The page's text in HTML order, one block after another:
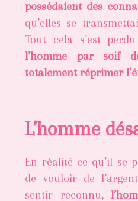
possédaient des
qu’elles se
Tout cela s’est
l’homme par soif
totalement réprimer
L’homme
En réalité ce qu’il se
de vouloir de
sentir reconnu,